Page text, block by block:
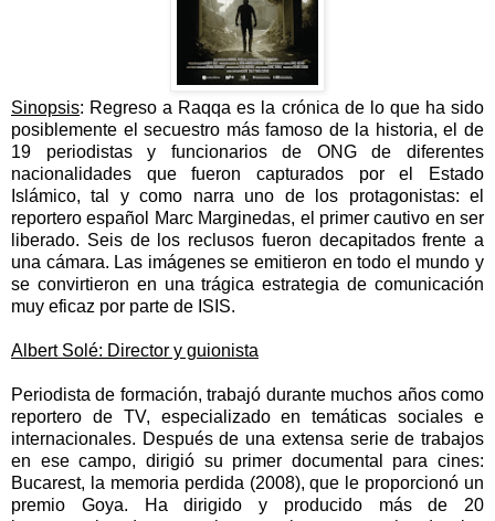
Sinopsis: Regreso a Raqqa es la crónica de lo que ha sido
posiblemente el secuestro más famoso de la historia, el de
19 periodistas y funcionarios de ONG de diferentes
nacionalidades que fueron capturados por el Estado
Islámico, tal y como narra uno de los protagonistas: el
reportero español Marc Marginedas, el primer cautivo en ser
liberado. Seis de los reclusos fueron decapitados frente a
una cámara. Las imágenes se emitieron en todo el mundo y
se convirtieron en una trágica estrategia de comunicación
muy eficaz por parte de ISIS.
Albert Solé: Director y guionista
Periodista de formación, trabajó durante muchos años como
reportero de TV, especializado en temáticas sociales e
internacionales. Después de una extensa serie de trabajos
en ese campo, dirigió su primer documental para cines:
Bucarest, la memoria perdida (2008), que le proporcionó un
premio Goya. Ha dirigido y producido más de 20